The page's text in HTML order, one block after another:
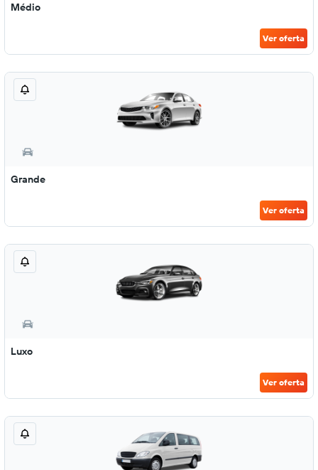
Médio
Ver oferta
Grande
Ver oferta
Luxo
Ver oferta